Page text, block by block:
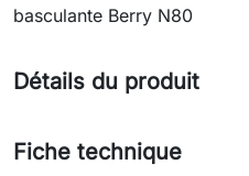
basculante Berry N80
Détails du produit
Fiche technique